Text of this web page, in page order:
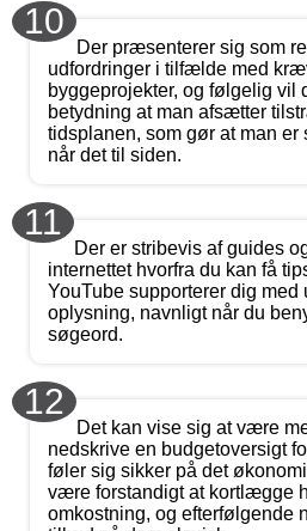
10
Der præsenterer sig som
udfordringer i tilfælde med
byggeprojekter, og følgelig vil
betydning at man afsætter
tidsplanen, som gør at man er
når det til siden.
11
Der er stribevis af guides
internettet hvorfra du kan få
YouTube supporterer dig med
oplysning, navnligt når du
søgeord.
12
Det kan vise sig at være
nedskrive en budgetoversigt
føler sig sikker på det
være forstandigt at kortlægge
omkostning, og efterfølgende